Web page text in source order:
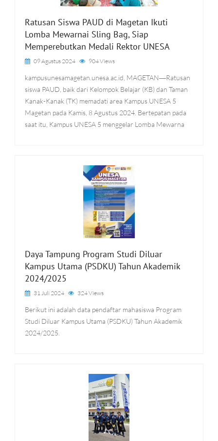
Ratusan Siswa PAUD di Magetan Ikuti
Lomba Mewarnai Sling Bag, Siap
Memperebutkan Medali Rektor UNESA
09 Agustus 2024 904 Views
kampusunesamagetan.unesa.ac.id, MAGETAN―Ratusan
siswa PAUD, baik dari Kelompok Belajar (KB) dan Taman
Kanak-Kanak (TK) memadati area Kampus UNESA 5
Magetan pada Kamis, 8 Agustus 2024. Bertepatan pada
saat itu, Kampus UNESA 5 menggelar Lomba Mewarna
Daya Tampung Program Studi Diluar
Kampus Utama (PSDKU) Tahun Akademik
2024/2025
31 Juli 2024 324 Views
Berikut ini adalah data pendaftar mahasiswa Program
Studi Diluar Kampus Utama (PSDKU) Tahun Akademik
2024/2025.